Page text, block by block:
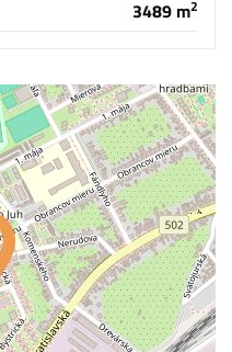
3489 m2